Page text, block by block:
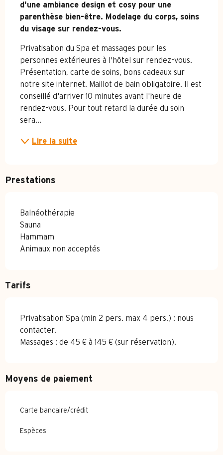
d'une ambiance design et cosy pour une
parenthèse bien-être. Modelage du corps, soins
du visage sur rendez-vous.
Privatisation du Spa et massages pour les
personnes extérieures à l'hôtel sur rendez-vous.
Présentation, carte de soins, bons cadeaux sur
notre site internet. Maillot de bain obligatoire. Il est
conseillé d'arriver 10 minutes avant l'heure de
rendez-vous. Pour tout retard la durée du soin
sera...
Lire la suite
Prestations
Balnéothérapie
Sauna
Hammam
Animaux non acceptés
Tarifs
Privatisation Spa (min 2 pers. max 4 pers.) : nous
contacter.
Massages : de 45 € à 145 € (sur réservation).
Moyens de paiement
Carte bancaire/crédit
Espèces